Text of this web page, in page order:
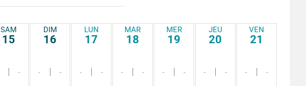
SAM
15
-
DIM
16
- -
LUN
17
- -
MAR
18
- -
MER
19
- -
JEU
20
- -
VEN
21
- -